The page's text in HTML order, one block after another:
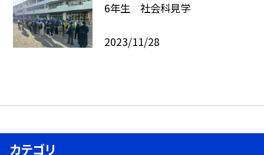
6年生 社会科見学
2023/11/28
カテゴリ